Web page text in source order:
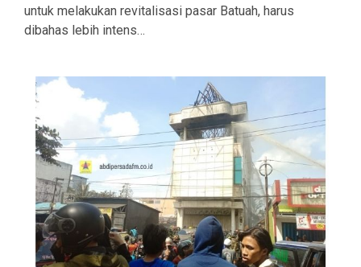
untuk melakukan revitalisasi pasar Batuah, harus
dibahas lebih intens…